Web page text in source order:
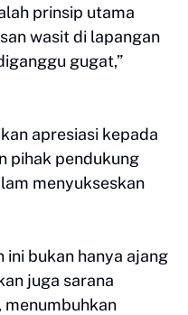
prinsip utama
wasit di lapangan
gugat,”
apresiasi kepada
pihak pendukung
menyukseskan
ini bukan hanya ajang
juga sarana